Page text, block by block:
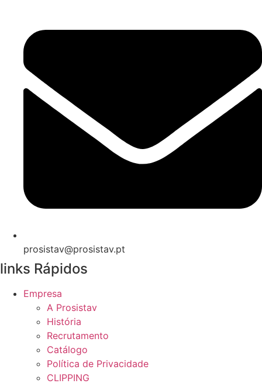
prosistav@prosistav.pt
links Rápidos
Empresa
A Prosistav
História
Recrutamento
Catálogo
Política de Privacidade
CLIPPING